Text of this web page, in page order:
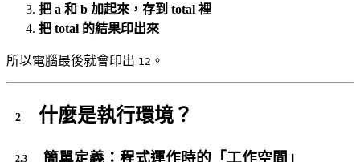
把 a 和 b 加起來，存到 total 裡
把 total 的結果印出來
所以電腦最後就會印出 12 。
什麼是執行環境？
簡單定義：程式運作時的「工作空間」